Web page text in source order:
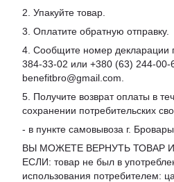
2. Упакуйте товар.
3. Оплатите обратную отправку.
4. Сообщите номер декларации
384-33-02 или +380 (63) 244-00-
benefitbro@gmail.com.
5. Получите возврат оплаты в
сохранении потребительских
- в пункте самовывоза г.
ВЫ МОЖЕТЕ ВЕРНУТЬ ТОВАР
ЕСЛИ: товар не был в
использования потребителем: